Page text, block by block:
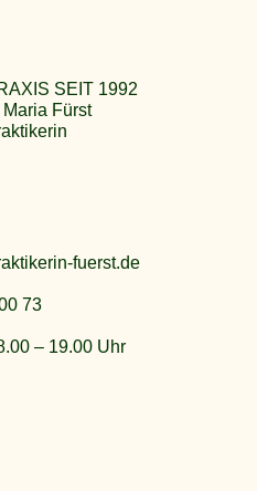
SEIT 1992
Fürst
fuerst.de
73
– 19.00 Uhr